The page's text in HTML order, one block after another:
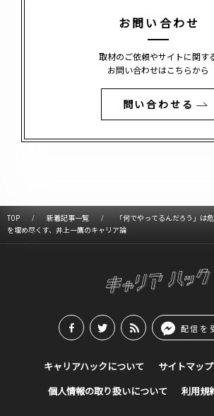
お問い合わせ
取材のご依頼やサイトに関す
お問い合わせはこちらから
問い合わせる
TOP 新着記事一覧
「何でやってるんだろう」は
を埋め尽くす、井上一鷹のキャリア論
配信を
キャリアハックについて サイトマップ
個人情報の取り扱いについて 利用規